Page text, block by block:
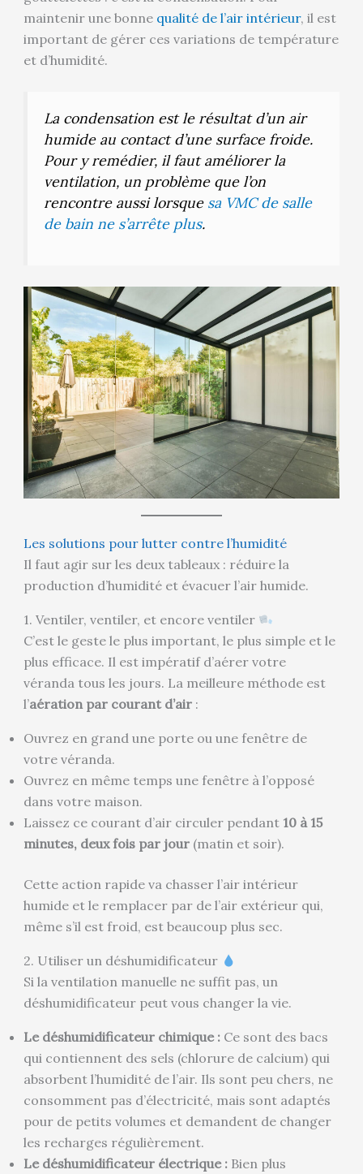
maintenir une bonne qualité de l’air intérieur, il est
important de gérer ces variations de température
et d’humidité.
La condensation est le résultat d’un air
humide au contact d’une surface froide.
Pour y remédier, il faut améliorer la
ventilation, un problème que l’on
rencontre aussi lorsque sa VMC de salle
de bain ne s’arrête plus.
Les solutions pour lutter contre l’humidité
Il faut agir sur les deux tableaux : réduire la
production d’humidité et évacuer l’air humide.
1. Ventiler, ventiler, et encore ventiler
C’est le geste le plus important, le plus simple et le
plus efficace. Il est impératif d’aérer votre
véranda tous les jours. La meilleure méthode est
l’aération par courant d’air:
Ouvrez en grand une porte ou une fenêtre de
votre véranda.
Ouvrez en même temps une fenêtre à l’opposé
dans votre maison.
Laissez ce courant d’air circuler pendant 10 à 15
minutes, deux fois par jour(matin et soir).
Cette action rapide va chasser l’air intérieur
humide et le remplacer par de l’air extérieur qui,
même s’il est froid, est beaucoup plus sec.
2. Utiliser un déshumidificateur
Si la ventilation manuelle ne suffit pas, un
déshumidificateur peut vous changer la vie.
Le déshumidificateur chimique :Ce sont des bacs
qui contiennent des sels (chlorure de calcium) qui
absorbent l’humidité de l’air. Ils sont peu chers, ne
consomment pas d’électricité, mais sont adaptés
pour de petits volumes et demandent de changer
les recharges régulièrement.
Le déshumidificateur électrique :Bien plus